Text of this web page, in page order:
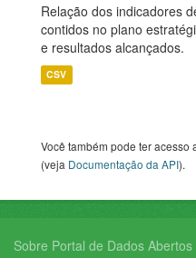
Relação dos indicadores
contidos no plano
e resultados alcançados.
CSV
Você também pode ter acesso
(veja Documentação da API).
Sobre Portal de Dados